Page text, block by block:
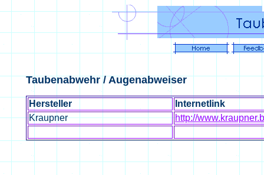
Taubenabwehr / Augenabweiser
Hersteller
Internetlink
Kraupner
http://